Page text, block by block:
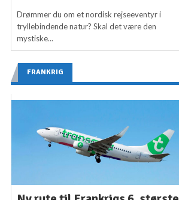
Drømmer du om et nordisk rejseeventyr i
tryllebindende natur? Skal det være den
mystiske...
FRANKRIG